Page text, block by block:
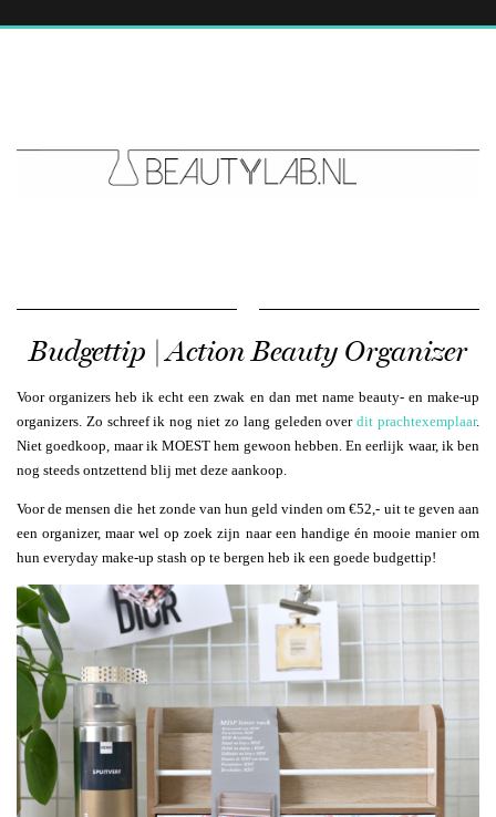
Budgettip | Action Beauty Organizer
Voor organizers heb ik echt een zwak en dan met name beauty- en make-up
organizers. Zo schreef ik nog niet zo lang geleden overdit prachtexemplaar.
Niet goedkoop, maar ik MOEST hem gewoon hebben. En eerlijk waar, ik ben
nog steeds ontzettend blij met deze aankoop.
Voor de mensen die het zonde van hun geld vinden om €52,- uit te geven aan
een organizer, maar wel op zoek zijn naar een handige én mooie manier om
hun everyday make-up stash op te bergen heb ik een goede budgettip!